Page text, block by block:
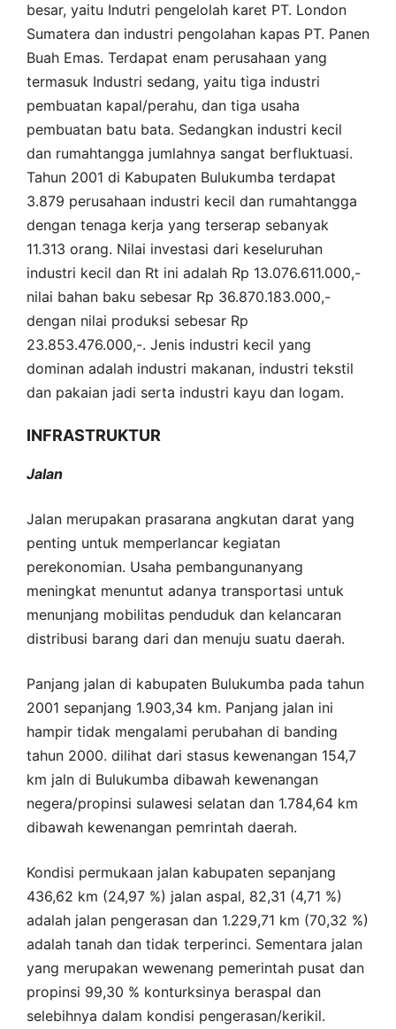
besar, yaitu Indutri pengelolah karet PT. London
Sumatera dan industri pengolahan kapas PT. Panen
Buah Emas. Terdapat enam perusahaan yang
termasuk Industri sedang, yaitu tiga industri
pembuatan kapal/perahu, dan tiga usaha
pembuatan batu bata. Sedangkan industri kecil
dan rumahtangga jumlahnya sangat berfluktuasi.
Tahun 2001 di Kabupaten Bulukumba terdapat
3.879 perusahaan industri kecil dan rumahtangga
dengan tenaga kerja yang terserap sebanyak
11.313 orang. Nilai investasi dari keseluruhan
industri kecil dan Rt ini adalah Rp 13.076.611.000,-
nilai bahan baku sebesar Rp 36.870.183.000,-
dengan nilai produksi sebesar Rp
23.853.476.000,-. Jenis industri kecil yang
dominan adalah industri makanan, industri tekstil
dan pakaian jadi serta industri kayu dan logam.
INFRASTRUKTUR
Jalan
Jalan merupakan prasarana angkutan darat yang
penting untuk memperlancar kegiatan
perekonomian. Usaha pembangunanyang
meningkat menuntut adanya transportasi untuk
menunjang mobilitas penduduk dan kelancaran
distribusi barang dari dan menuju suatu daerah.
Panjang jalan di kabupaten Bulukumba pada tahun
2001 sepanjang 1.903,34 km. Panjang jalan ini
hampir tidak mengalami perubahan di banding
tahun 2000. dilihat dari stasus kewenangan 154,7
km jaln di Bulukumba dibawah kewenangan
negera/propinsi sulawesi selatan dan 1.784,64 km
dibawah kewenangan pemrintah daerah.
Kondisi permukaan jalan kabupaten sepanjang
436,62 km (24,97 %) jalan aspal, 82,31 (4,71 %)
adalah jalan pengerasan dan 1.229,71 km (70,32 %)
adalah tanah dan tidak terperinci. Sementara jalan
yang merupakan wewenang pemerintah pusat dan
propinsi 99,30 % konturksinya beraspal dan
selebihnya dalam kondisi pengerasan/kerikil.